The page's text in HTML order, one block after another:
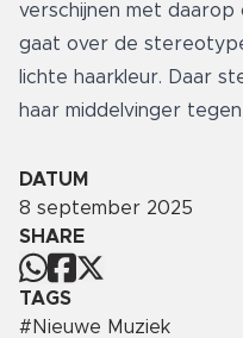
verschijnen met daarop
gaat over de
lichte haarkleur. Daar
haar middelvinger
DATUM
8 september 2025
SHARE
TAGS
# Nieuwe Muziek